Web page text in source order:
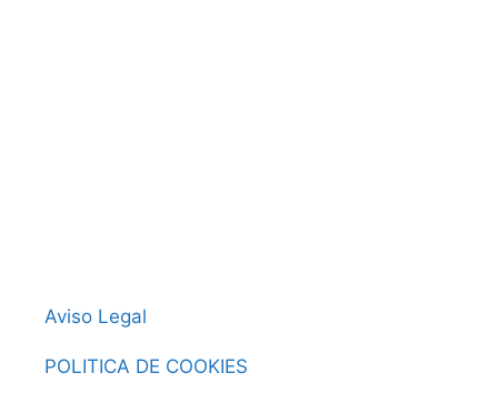
Aviso Legal
POLITICA DE COOKIES